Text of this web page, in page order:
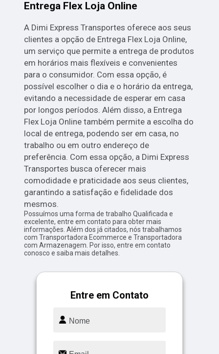
Entrega Flex Loja Online
A Dimi Express Transportes oferece aos seus
clientes a opção de Entrega Flex Loja Online,
um serviço que permite a entrega de produtos
em horários mais flexíveis e convenientes
para o consumidor. Com essa opção, é
possível escolher o dia e o horário da entrega,
evitando a necessidade de esperar em casa
por longos períodos. Além disso, a Entrega
Flex Loja Online também permite a escolha do
local de entrega, podendo ser em casa, no
trabalho ou em outro endereço de
preferência. Com essa opção, a Dimi Express
Transportes busca oferecer mais
comodidade e praticidade aos seus clientes,
garantindo a satisfação e fidelidade dos
mesmos.
Possuímos uma forma de trabalho Qualificada e
excelente, entre em contato para obter mais
informações. Além dos já citados, nós trabalhamos
com Transportadora Ecommerce e Transportadora
com Armazenagem. Por isso, entre em contato
conosco e saiba mais detalhes.
Entre em Contato